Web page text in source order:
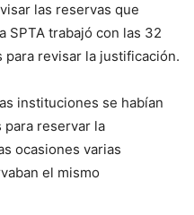
las reservas que
SPTA trabajó con las 32
revisar la justificación.
instituciones se habían
para reservar la
ocasiones varias
el mismo